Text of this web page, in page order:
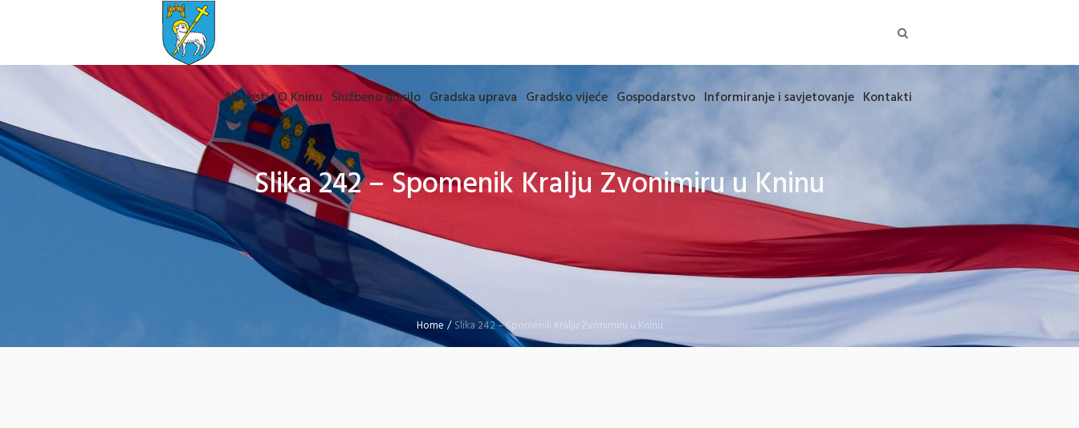
Novosti O Kninu Službeno glasilo Gradska uprava Gradsko vijeće Gospodarstvo Informiranje i savjetovanje Kontakti
Slika 242 – Spomenik Kralju Zvonimiru u Kninu
Home /Slika 242 – Spomenik Kralju Zvonimiru u Kninu